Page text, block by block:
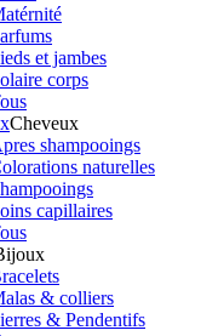
et jambes
corps
Cheveux
shampooings
naturelles
capillaires
& colliers
& Pendentifs